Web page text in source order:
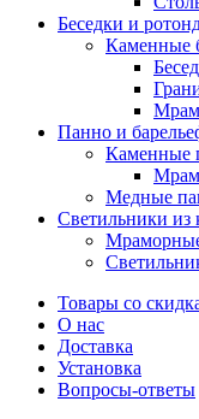
Беседки и
Каменные
Панно и
Каменные
Медные
Светильники из
Товары со
О нас
Доставка
Установка
Вопросы-ответы